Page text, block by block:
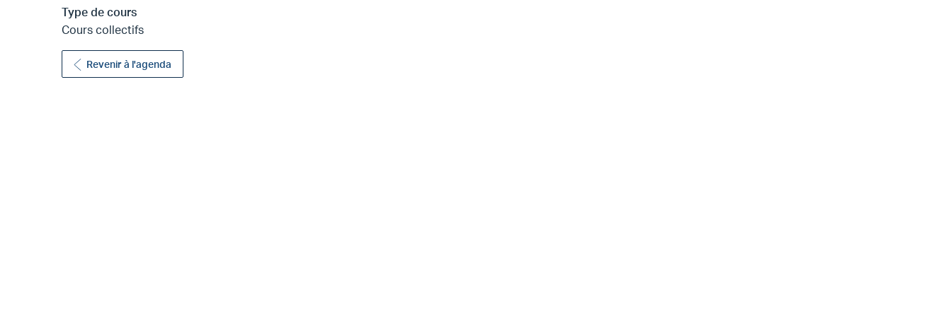
Type de cours
Cours collectifs
Revenir à l'agenda